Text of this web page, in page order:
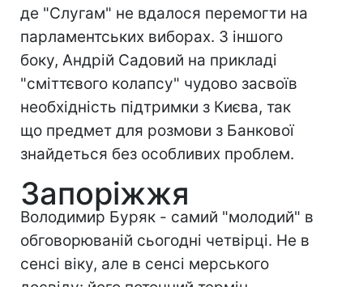
де "Слугам" не вдалося перемогти на
парламентських виборах. З іншого
боку, Андрій Садовий на прикладі
"сміттєвого колапсу" чудово засвоїв
необхідність підтримки з Києва, так
що предмет для розмови з Банкової
знайдеться без особливих проблем.
Запоріжжя
Володимир Буряк - самий "молодий" в
обговорюваній сьогодні четвірці. Не в
сенсі віку, але в сенсі мерського